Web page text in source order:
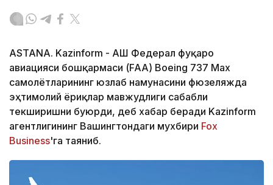
ASTANA. Kazinform - АҚШ Федерал фуқаро
авиацияси бошқармаси (FAA) Boeing 737 Max
самолётларининг юзлаб намунасини фюзеляжда
эҳтимолий ёриқлар мавжудлиги сабабли
текширишни буюрди, деб хабар беради Kazinform
агентлигининг Вашингтондаги мухбири Fox
Business'га таяниб.